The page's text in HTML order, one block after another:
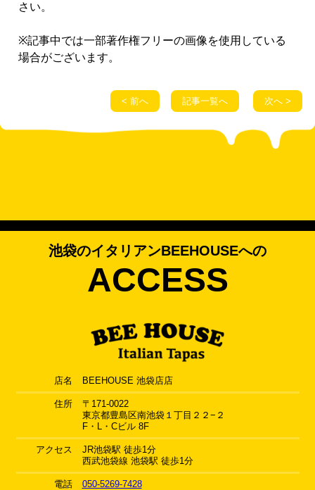
さい。
※記事中では一部著作権フリーの画像を使用している
場合がございます。
< 前へ 記事一覧へ 次へ >
池袋のイタリアンBEEHOUSEへの
ACCESS
店名 BEEHOUSE 池袋店店
住所
〒171-0022
東京都豊島区南池袋１丁目２２−２
F・L・Cビル 8F
アクセス
JR池袋駅 徒歩1分
西武池袋線 池袋駅 徒歩1分
電話 050-5269-7428